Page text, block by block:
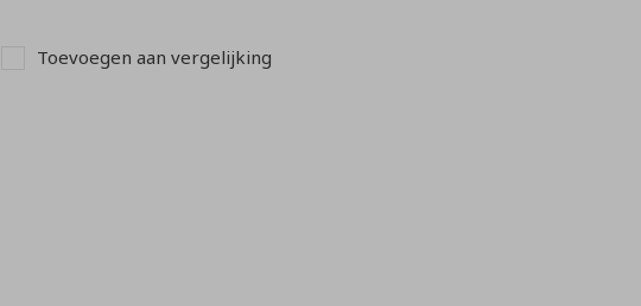
Toevoegen aan vergelijking